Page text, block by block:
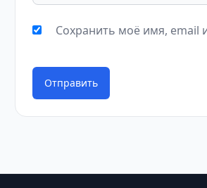
Сохранить моё имя, email
Отправить